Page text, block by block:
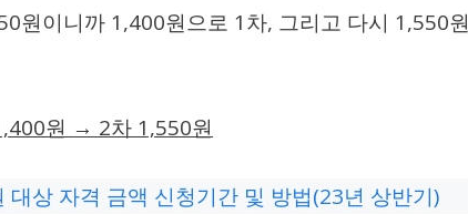
원이니까 1,400원으로 1차, 그리고 다시 1,550원
원 → 2차 1,550원
대상 자격 금액 신청기간 및 방법(23년 상반기)